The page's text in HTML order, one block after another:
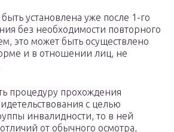
установлена уже после 1-го
без необходимости повторного
это может быть осуществлено
и в отношении лиц, не
процедуру прохождения
с целью
инвалидности, то в ней
от обычного осмотра,